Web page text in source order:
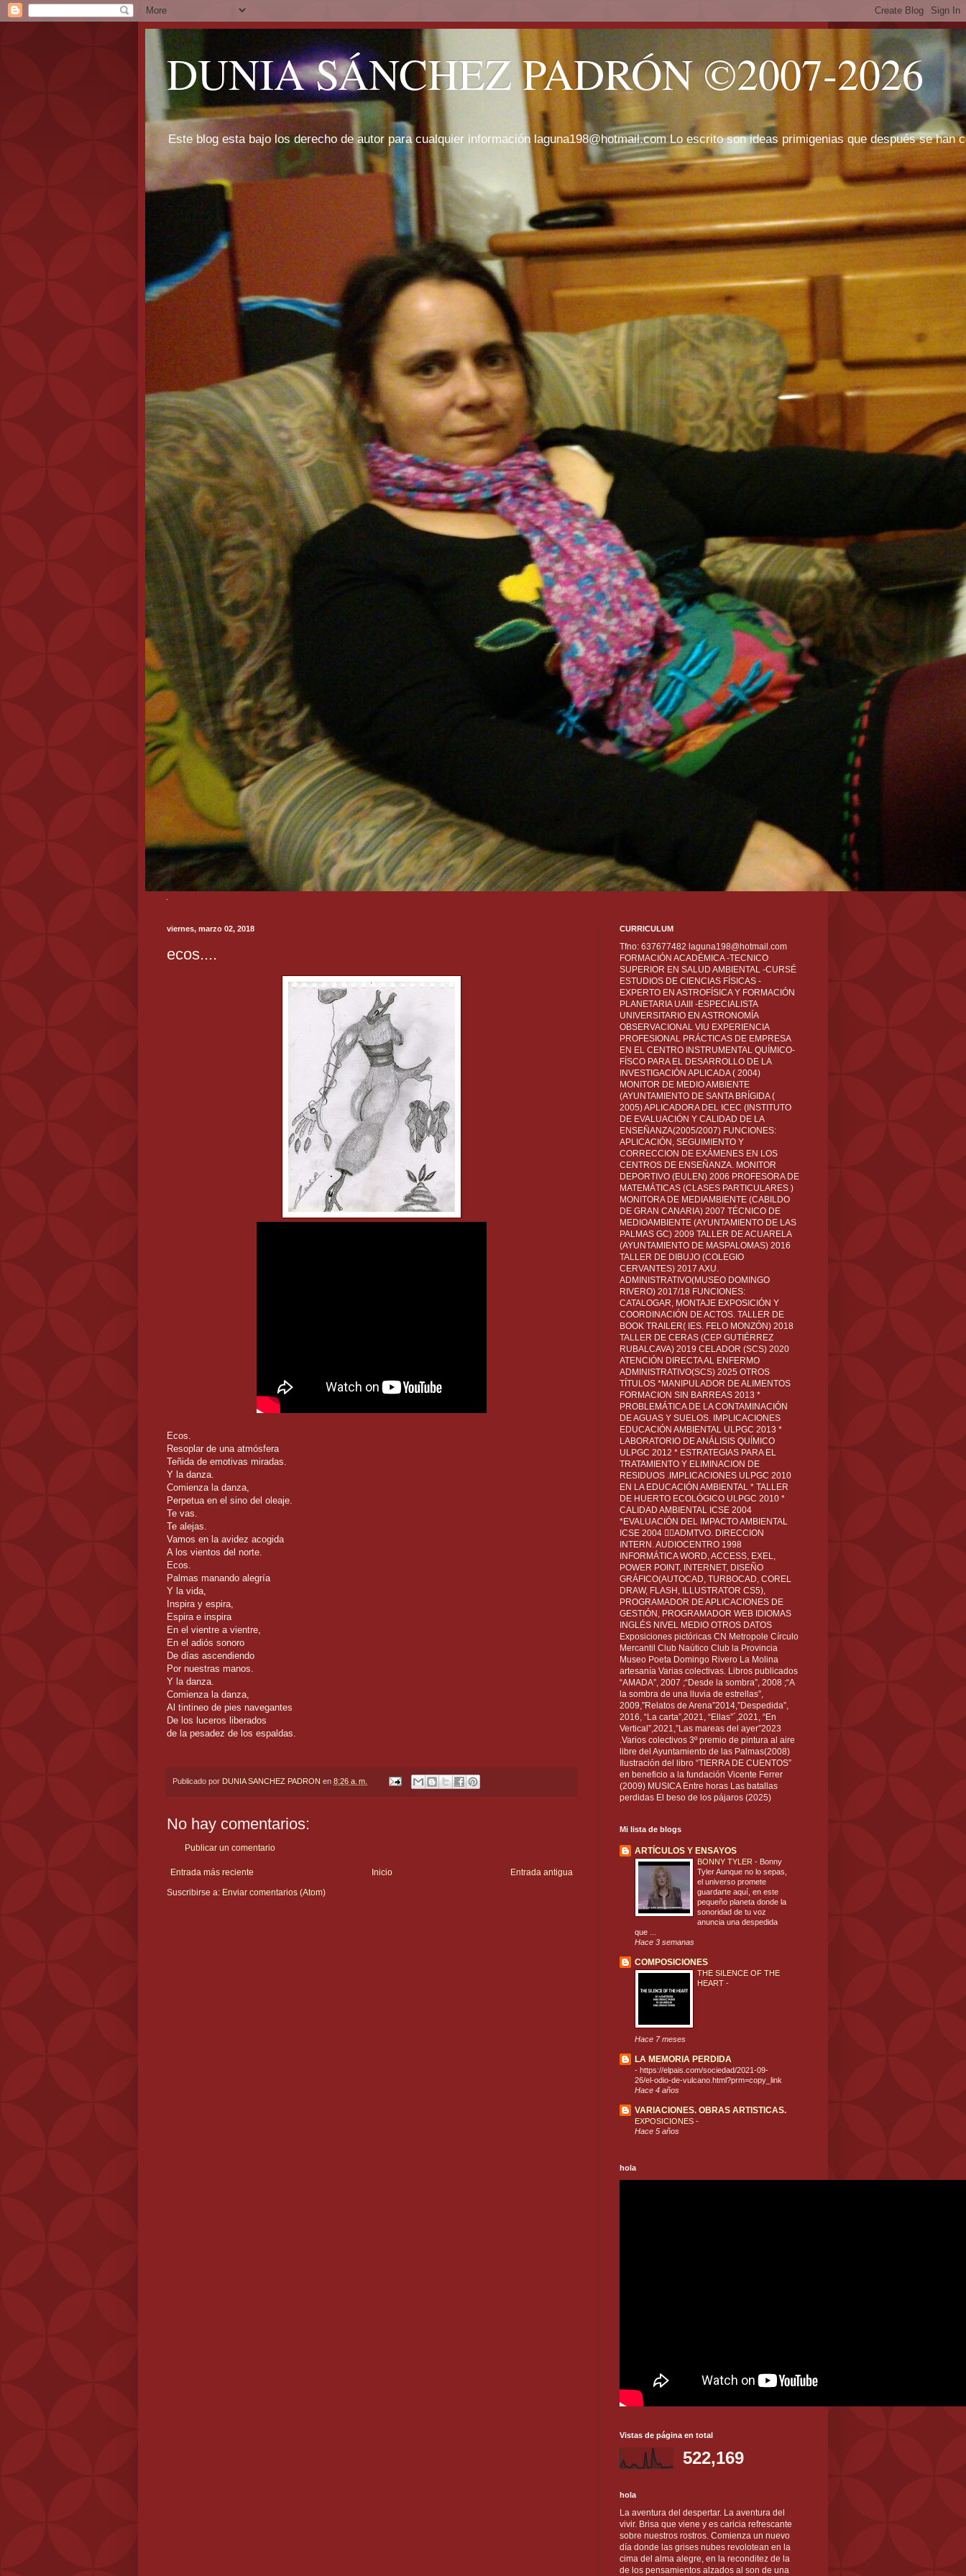
DUNIA SÁNCHEZ PADRÓN ©2007-2026
Este blog esta bajo los derecho de autor para cualquier información laguna198@hotmail.com Lo escrito son ideas primigenias que después se han
viernes, marzo 02, 2018
ecos....
Ecos.
Resoplar de una atmósfera
Teñida de emotivas miradas.
Y la danza.
Comienza la danza,
Perpetua en el sino del oleaje.
Te vas.
Te alejas.
Vamos en la avidez acogida
A los vientos del norte.
Ecos.
Palmas manando alegría
Y la vida,
Inspira y espira,
Espira e inspira
En el vientre a vientre,
En el adiós sonoro
De días ascendiendo
Por nuestras manos.
Y la danza.
Comienza la danza,
Al tintineo de pies navegantes
De los luceros liberados
de la pesadez de los espaldas.
Publicado por DUNIA SANCHEZ PADRON en 8:26 a. m.
No hay comentarios:
Publicar un comentario
Entrada más reciente Entrada antigua
Inicio
Suscribirse a: Enviar comentarios (Atom)
CURRICULUM
Tfno: 637677482 laguna198@hotmail.com
FORMACIÓN ACADÉMICA -TECNICO
SUPERIOR EN SALUD AMBIENTAL -CURSÉ
ESTUDIOS DE CIENCIAS FÍSICAS -
EXPERTO EN ASTROFÍSICA Y FORMACIÓN
PLANETARIA UAIII -ESPECIALISTA
UNIVERSITARIO EN ASTRONOMÍA
OBSERVACIONAL VIU EXPERIENCIA
PROFESIONAL PRÁCTICAS DE EMPRESA
EN EL CENTRO INSTRUMENTAL QUÍMICO-
FÍSCO PARA EL DESARROLLO DE LA
INVESTIGACIÓN APLICADA ( 2004)
MONITOR DE MEDIO AMBIENTE
(AYUNTAMIENTO DE SANTA BRÍGIDA (
2005) APLICADORA DEL ICEC (INSTITUTO
DE EVALUACIÓN Y CALIDAD DE LA
ENSEÑANZA(2005/2007) FUNCIONES:
APLICACIÓN, SEGUIMIENTO Y
CORRECCION DE EXÁMENES EN LOS
CENTROS DE ENSEÑANZA. MONITOR
DEPORTIVO (EULEN) 2006 PROFESORA DE
MATEMÁTICAS (CLASES PARTICULARES )
MONITORA DE MEDIAMBIENTE (CABILDO
DE GRAN CANARIA) 2007 TÉCNICO DE
MEDIOAMBIENTE (AYUNTAMIENTO DE LAS
PALMAS GC) 2009 TALLER DE ACUARELA
(AYUNTAMIENTO DE MASPALOMAS) 2016
TALLER DE DIBUJO (COLEGIO
CERVANTES) 2017 AXU.
ADMINISTRATIVO(MUSEO DOMINGO
RIVERO) 2017/18 FUNCIONES:
CATALOGAR, MONTAJE EXPOSICIÓN Y
COORDINACIÓN DE ACTOS. TALLER DE
BOOK TRAILER( IES. FELO MONZÓN) 2018
TALLER DE CERAS (CEP GUTIÉRREZ
RUBALCAVA) 2019 CELADOR (SCS) 2020
ATENCIÓN DIRECTA AL ENFERMO
ADMINISTRATIVO(SCS) 2025 OTROS
TÍTULOS *MANIPULADOR DE ALIMENTOS
FORMACION SIN BARREAS 2013 *
PROBLEMÁTICA DE LA CONTAMINACIÓN
DE AGUAS Y SUELOS. IMPLICACIONES
EDUCACIÓN AMBIENTAL ULPGC 2013 *
LABORATORIO DE ANÁLISIS QUÍMICO
ULPGC 2012 * ESTRATEGIAS PARA EL
TRATAMIENTO Y ELIMINACION DE
RESIDUOS .IMPLICACIONES ULPGC 2010
EN LA EDUCACIÓN AMBIENTAL * TALLER
DE HUERTO ECOLÓGICO ULPGC 2010 *
CALIDAD AMBIENTAL ICSE 2004
*EVALUACIÓN DEL IMPACTO AMBIENTAL
ICSE 2004 ADMTVO. DIRECCION
INTERN. AUDIOCENTRO 1998
INFORMÁTICA WORD, ACCESS, EXEL,
POWER POINT, INTERNET, DISEÑO
GRÁFICO(AUTOCAD, TURBOCAD, COREL
DRAW, FLASH, ILLUSTRATOR CS5),
PROGRAMADOR DE APLICACIONES DE
GESTIÓN, PROGRAMADOR WEB IDIOMAS
INGLÉS NIVEL MEDIO OTROS DATOS
Exposiciones pictóricas CN Metropole Círculo
Mercantil Club Naútico Club la Provincia
Museo Poeta Domingo Rivero La Molina
artesanía Varias colectivas. Libros publicados
“AMADA”, 2007 ;“Desde la sombra”, 2008 ;“A
la sombra de una lluvia de estrellas”,
2009,”Relatos de Arena”2014,”Despedida”,
2016, “La carta”,2021, “Ellas”´,2021, “En
Vertical”,2021,”Las mareas del ayer”2023
.Varios colectivos 3º premio de pintura al aire
libre del Ayuntamiento de las Palmas(2008)
Ilustración del libro “TIERRA DE CUENTOS”
en beneficio a la fundación Vicente Ferrer
(2009) MUSICA Entre horas Las batallas
perdidas El beso de los pájaros (2025)
Mi lista de blogs
ARTÍCULOS Y ENSAYOS
BONNY TYLER - Bonny
Tyler Aunque no lo sepas,
el universo promete
guardarte aquí, en este
pequeño planeta donde la
sonoridad de tu voz
anuncia una despedida
que ...
Hace 3 semanas
COMPOSICIONES
THE SILENCE OF THE
HEART -
Hace 7 meses
LA MEMORIA PERDIDA
- https://elpais.com/sociedad/2021-09-
26/el-odio-de-vulcano.html?prm=copy_link
Hace 4 años
VARIACIONES. OBRAS ARTISTICAS.
EXPOSICIONES -
Hace 5 años
hola
Vistas de página en total
522,169
hola
La aventura del despertar. La aventura del
vivir. Brisa que viene y es caricia refrescante
sobre nuestros rostros. Comienza un nuevo
día donde las grises nubes revolotean en la
cima del alma alegre, en la reconditez de la
de los pensamientos alzados al son de una